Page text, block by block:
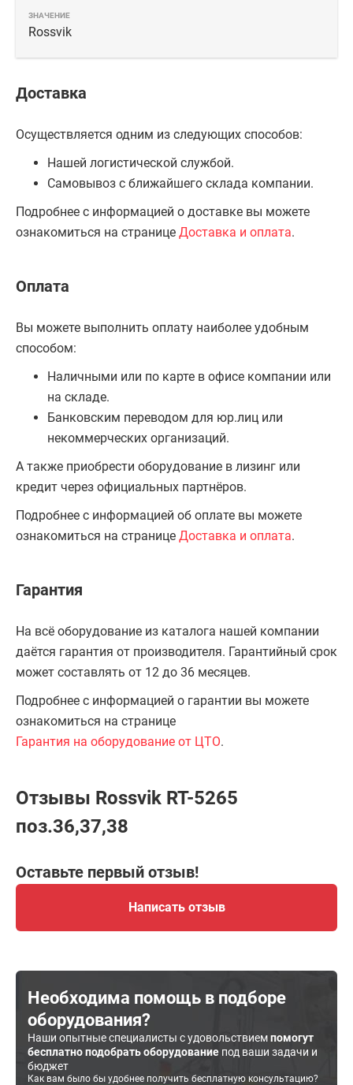
Rossvik
Доставка
Осуществляется одним из следующих способов:
Нашей логистической службой.
Самовывоз с ближайшего склада компании.
Подробнее с информацией о доставке вы можете
ознакомиться на странице Доставка и оплата.
Оплата
Вы можете выполнить оплату наиболее удобным
способом:
Наличными или по карте в офисе компании или
на складе.
Банковским переводом для юр.лиц или
некоммерческих организаций.
А также приобрести оборудование в лизинг или
кредит через официальных партнёров.
Подробнее с информацией об оплате вы можете
ознакомиться на странице Доставка и оплата.
Гарантия
На всё оборудование из каталога нашей компании
даётся гарантия от производителя. Гарантийный срок
может составлять от 12 до 36 месяцев.
Подробнее с информацией о гарантии вы можете
ознакомиться на странице
Гарантия на оборудование от ЦТО.
Отзывы Rossvik RT-5265
поз.36,37,38
Оставьте первый отзыв!
Написать отзыв
Необходима помощь в подборе
оборудования?
Наши опытные специалисты с удовольствиемпомогут
бесплатно подобрать оборудование под ваши задачи и
бюджет
Как вам было бы удобнее получить бесплатную консультацию?